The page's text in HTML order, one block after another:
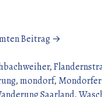
Beitrag →
den
Gau
(14
,
,mondorf,